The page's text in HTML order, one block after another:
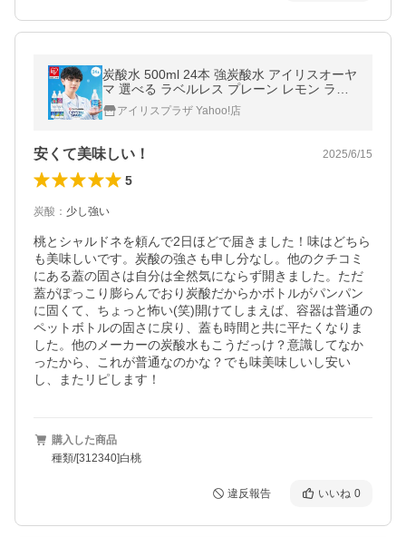
炭酸水 500ml 24本 強炭酸水 アイリスオーヤ
マ 選べる ラベルレス プレーン レモン ラム
ネ グレープソーダ シャインマスカット フレ
ーバー クリスタルスパーク *
アイリスプラザ Yahoo!店
安くて美味しい！ 2025/6/15
5
炭酸 ： 少し強い
桃とシャルドネを頼んで2日ほどで届きました！味はどちら
も美味しいです。炭酸の強さも申し分なし。他のクチコミ
にある蓋の固さは自分は全然気にならず開きました。ただ
蓋がぽっこり膨らんでおり炭酸だからかボトルがパンパン
に固くて、ちょっと怖い(笑)開けてしまえば、容器は普通の
ペットボトルの固さに戻り、蓋も時間と共に平たくなりま
した。他のメーカーの炭酸水もこうだっけ？意識してなか
ったから、これが普通なのかな？でも味美味しいし安い
し、またリピします！
購入した商品
種類/[312340]白桃
違反報告 いいね 0